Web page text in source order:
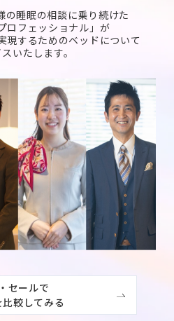
の睡眠の相談に乗り続けた
ロフェッショナル」が
現するためのベッドについて
いたします。
セールで
較してみる